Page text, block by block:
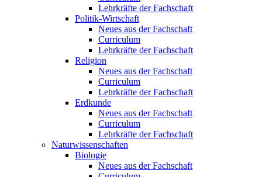
Lehrkräfte der Fachschaft
Politik-Wirtschaft
Neues aus der Fachschaft
Curriculum
Lehrkräfte der Fachschaft
Religion
Neues aus der Fachschaft
Curriculum
Lehrkräfte der Fachschaft
Erdkunde
Neues aus der Fachschaft
Curriculum
Lehrkräfte der Fachschaft
Naturwissenschaften
Biologie
Neues aus der Fachschaft